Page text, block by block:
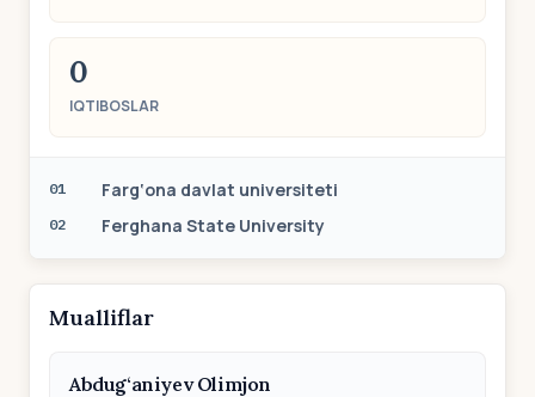
0
IQTIBOSLAR
01 Farg‘ona davlat universiteti
02 Ferghana State University
Mualliflar
Abdug‘aniyev Olimjon